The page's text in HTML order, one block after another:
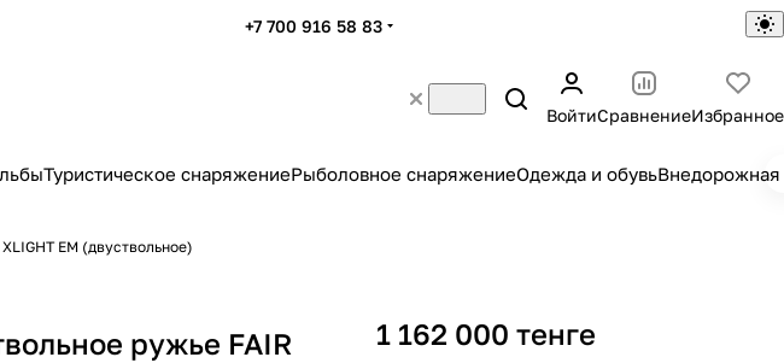
+7 700 916 58 83
ВойтиСравнениеИзбранное
Туристическое снаряжениеРыболовное снаряжениеОдежда и обувьВнедорожная
EM (двуствольное)
ружье FAIR
1 162 000 тенге